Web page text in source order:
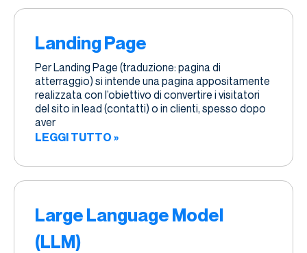
Landing Page
Per Landing Page (traduzione: pagina di
atterraggio) si intende una pagina appositamente
realizzata con l’obiettivo di convertire i visitatori
del sito in lead (contatti) o in clienti, spesso dopo
aver
LEGGI TUTTO »
Large Language Model
(LLM)